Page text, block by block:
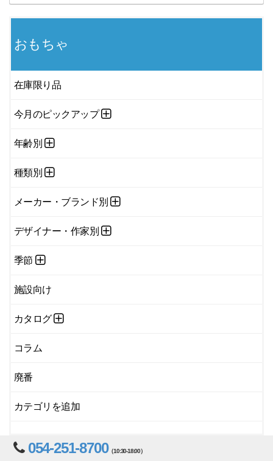
おもちゃ
在庫限り品
今月のピックアップ
年齢別
種類別
メーカー・ブランド別
デザイナー・作家別
季節
施設向け
カタログ
コラム
廃番
カテゴリを追加
054-251-8700（10:30-18:00）